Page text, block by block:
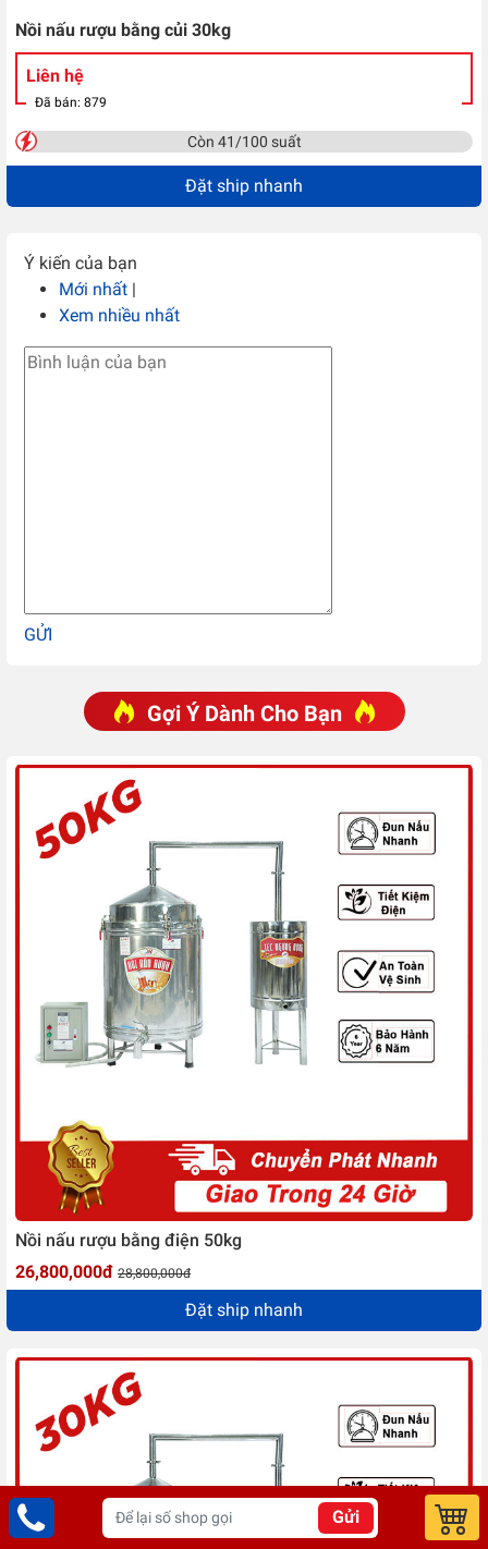
Nồi nấu rượu bằng củi 30kg
Liên hệ
Đã bán: 879
Còn 41/100 suất
Đặt ship nhanh
Ý kiến của bạn
Mới nhất |
Xem nhiều nhất
GỬI
Gợi Ý Dành Cho Bạn
Nồi nấu rượu bằng điện 50kg
26,800,000đ 28,800,000đ
Đặt ship nhanh
Gửi